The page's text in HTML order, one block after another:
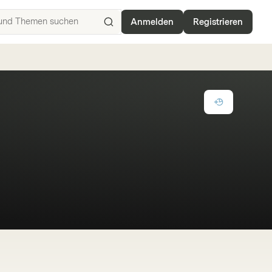
ISIN,
Basiswerte,
Anmelden Registrieren